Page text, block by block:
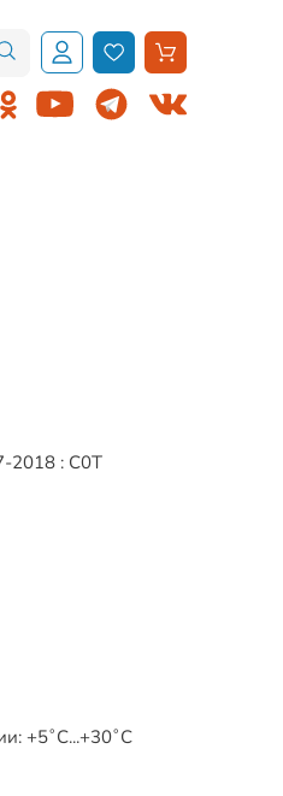
2018 : С0Т
+5˚С...+30˚С